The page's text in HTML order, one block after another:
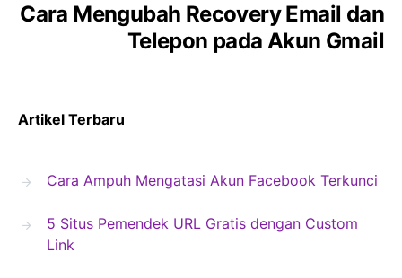
Cara Mengubah Recovery Email dan
Telepon pada Akun Gmail
Artikel Terbaru
Cara Ampuh Mengatasi Akun Facebook Terkunci
5 Situs Pemendek URL Gratis dengan Custom
Link